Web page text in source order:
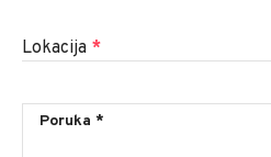
Lokacija *